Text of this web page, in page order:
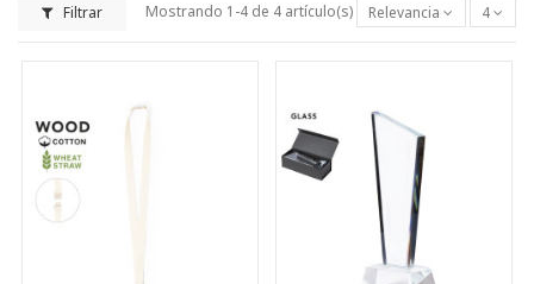
Filtrar Mostrando 1-4 de 4 artículo(s) Relevancia 4